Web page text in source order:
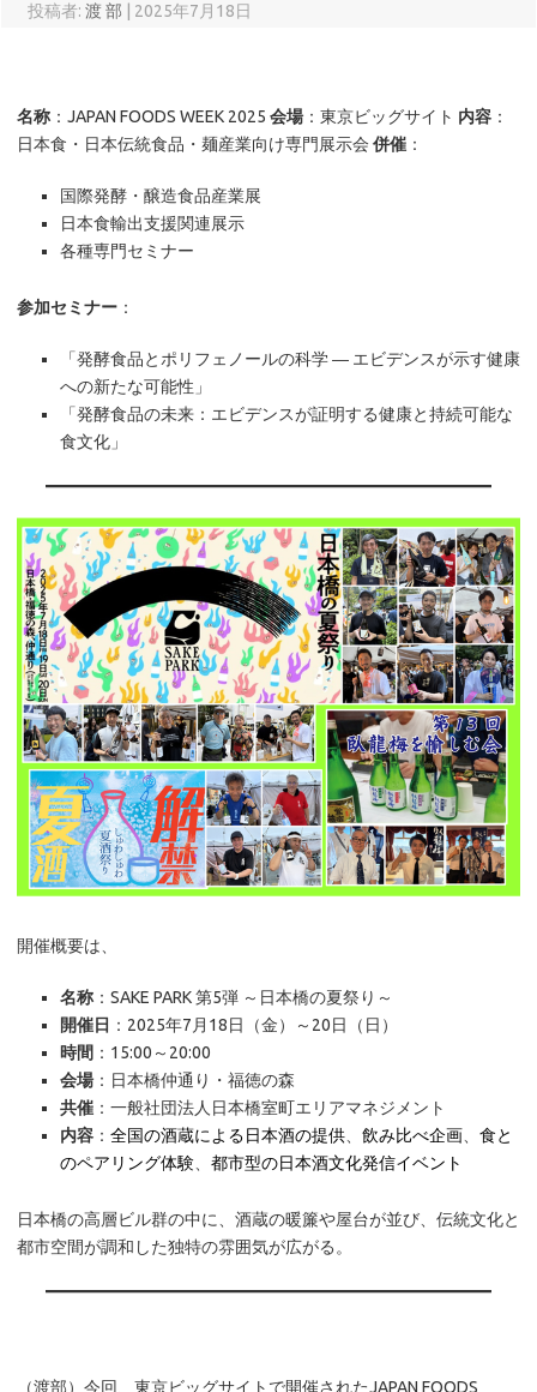
投稿者: 渡 部 2025年7月18日
名称 ：JAPAN FOODS WEEK 2025 会場：東京ビッグサイト 内容 ：
日本食・日本伝統食品・麺産業向け専門展示会 併催 ：
国際発酵・醸造食品産業展
日本食輸出支援関連展示
各種専門セミナー
参加セミナー ：
「発酵食品とポリフェノールの科学 ― エビデンスが示す健康
への新たな可能性」
「発酵食品の未来：エビデンスが証明する健康と持続可能な
食文化」
開催概要は、
名称 ：SAKE PARK 第5弾 ～日本橋の夏祭り～
開催日 ：2025年7月18日（金）～20日（日）
時間 ：15:00～20:00
会場：日本橋仲通り・福徳の森
共催 ：一般社団法人日本橋室町エリアマネジメント
内容 ： 全国の酒蔵による日本酒の提供 飲み比べ企画
食と
のペアリング体験
都市型の日本酒文化発信イベント
日本橋の高層ビル群の中に、酒蔵の暖簾や屋台が並び、伝統文化と
都市空間が調和した独特の雰囲気が広がる。
（渡部）今回、東京ビッグサイトで開催されたJAPAN FOODS